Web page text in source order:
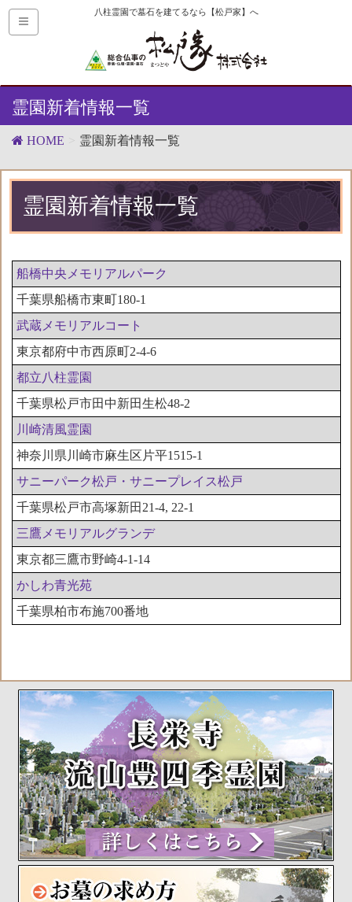
八柱霊園で墓石を建てるなら【松戸家】へ
霊園新着情報一覧
HOME 霊園新着情報一覧
霊園新着情報一覧
船橋中央メモリアルパーク
千葉県船橋市東町180-1
武蔵メモリアルコート
東京都府中市西原町2-4-6
都立八柱霊園
千葉県松戸市田中新田生松48-2
川崎清風霊園
神奈川県川崎市麻生区片平1515-1
サニーパーク松戸・サニープレイス松戸
千葉県松戸市高塚新田21-4, 22-1
三鷹メモリアルグランデ
東京都三鷹市野崎4-1-14
かしわ青光苑
千葉県柏市布施700番地